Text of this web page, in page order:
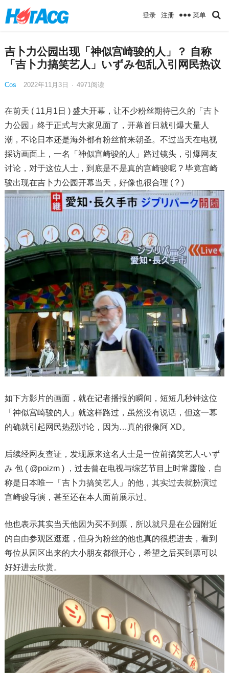
登录 注册 菜单
吉卜力公园出现「神似宫崎骏的人」？ 自称
「吉卜力搞笑艺人」いずみ包乱入引网民热议
Cos 2022年11月3日 · 4971 阅读
在前天 ( 11月1日 ) 盛大开幕，让不少粉丝期待已久的「吉卜
力公园」终于正式与大家见面了，开幕首日就引爆大量人
潮，不论日本还是海外都有粉丝前来朝圣。不过当天在电视
採访画面上，一名「神似宫崎骏的人」路过镜头，引爆网友
讨论，对于这位人士，到底是不是真的宫崎骏呢 ? 毕竟宫崎
骏出现在吉卜力公园开幕当天，好像也很合理 ( ? )
如下方影片的画面，就在记者播报的瞬间，短短几秒钟这位
「神似宫崎骏的人」就这样路过，虽然没有说话，但这一幕
的确就引起网民热烈讨论，因为…真的很像阿 XD。
后续经网友查证，发现原来这名人士是一位前搞笑艺人-いず
み 包 ( @poizm ) ，过去曾在电视与综艺节目上时常露脸，自
称是日本唯一「吉卜力搞笑艺人」的他，其实过去就扮演过
宫崎骏导演，甚至还在本人面前展示过。
他也表示其实当天他因为买不到票，所以就只是在公园附近
的自由参观区逛逛，但身为粉丝的他也真的很想进去，看到
每位从园区出来的大小朋友都很开心，希望之后买到票可以
好好进去欣赏。